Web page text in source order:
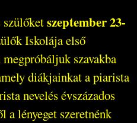
szülőketszeptember 23-
Iskolája első
szavakba
diákjainkat a piarista
nevelés évszázados
lényeget szeretnénk